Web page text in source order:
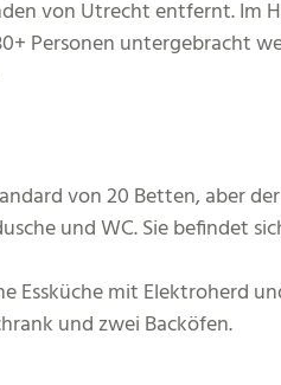
von Utrecht entfernt. Im
Personen untergebracht
von 20 Betten, aber
und WC. Sie befindet
mit Elektroherd
und zwei Backöfen.